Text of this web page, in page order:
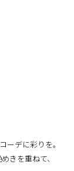
ーデに彩りを。
きを重ねて、